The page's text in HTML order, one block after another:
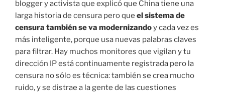
blogger y activista que explicó que China tiene una
larga historia de censura pero que el sistema de
censura también se va modernizandoy cada vez es
más inteligente, porque usa nuevas palabras claves
para filtrar. Hay muchos monitores que vigilan y tu
dirección IP está continuamente registrada pero la
censura no sólo es técnica: también se crea mucho
ruido, y se distrae a la gente de las cuestiones